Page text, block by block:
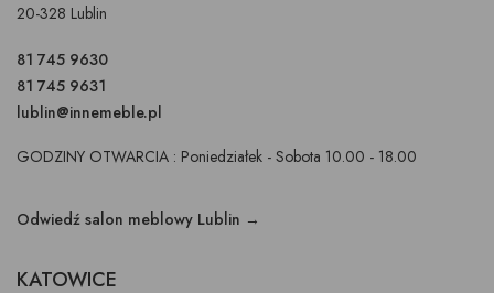
20-328 Lublin
81 745 9630
81 745 9631
lublin@innemeble.pl
GODZINY OTWARCIA : Poniedziałek - Sobota 10.00 - 18.00
Odwiedź salon meblowy Lublin →
KATOWICE